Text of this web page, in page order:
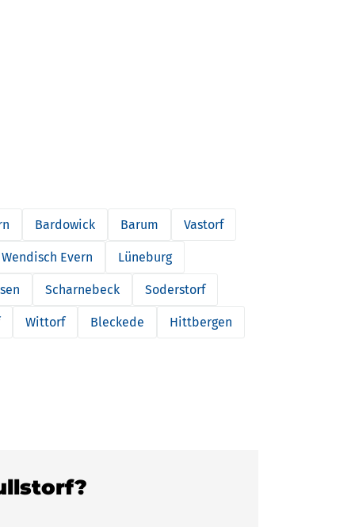
Bardowick Barum Vastorf
Wendisch Evern Lüneburg
Scharnebeck Soderstorf
Wittorf Bleckede Hittbergen